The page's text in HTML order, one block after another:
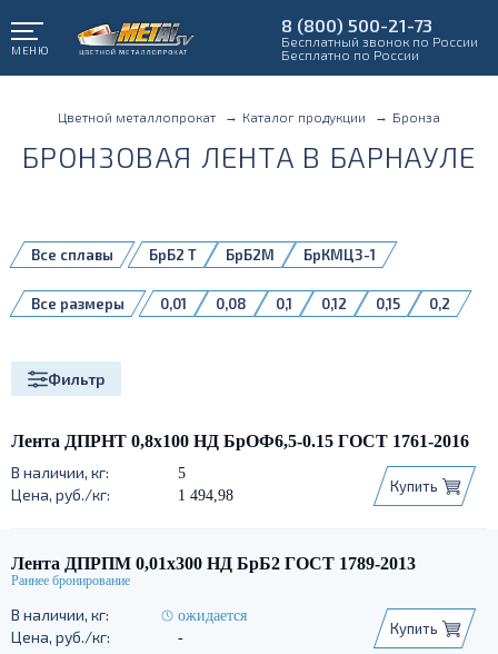
МЕНЮ
8 (800) 500-21-73
Бесплатный звонок по России
Бесплатно по России
Цветной металлопрокат Каталог продукции Бронза
БРОНЗОВАЯ ЛЕНТА В БАРНАУЛЕ
БрБ2 Т БрБ2М
БрКМЦ3-1
БрОЦ4-4-2,5
Все сплавы
0,01 0,08 0,1 0,12 0,15
0,2
Все размеры
Фильтр
Лента ДПРНТ 0,8х100 НД БрОФ6,5-0.15 ГОСТ 1761-2016
5
1 494,98
Купить
Лента ДПРПМ 0,01х300 НД БрБ2 ГОСТ 1789-2013
ожидается
-
Купить